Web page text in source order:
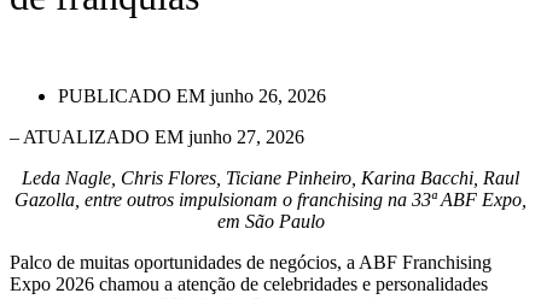
PUBLICADO EM junho 26, 2026
– ATUALIZADO EM junho 27, 2026
Leda Nagle, Chris Flores, Ticiane Pinheiro, Karina Bacchi, Raul
Gazolla, entre outros impulsionam o franchising na 33ª ABF Expo,
em São Paulo
Palco de muitas oportunidades de negócios, a ABF Franchising
Expo 2026 chamou a atenção de celebridades e personalidades